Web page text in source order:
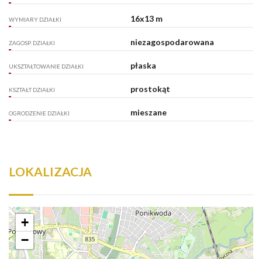
WYMIARY DZIAŁKI 16x13 m
ZAGOSP. DZIAŁKI niezagospodarowana
UKSZTAŁTOWANIE DZIAŁKI płaska
KSZTAŁT DZIAŁKI prostokąt
OGRODZENIE DZIAŁKI mieszane
LOKALIZACJA
+
−